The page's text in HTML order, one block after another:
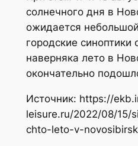
солнечного дня в
ожидается
городские синоптики
наверняка лето в
окончательно
Источник: https://
leisure.ru/2022/08/15/
chto-leto-v-